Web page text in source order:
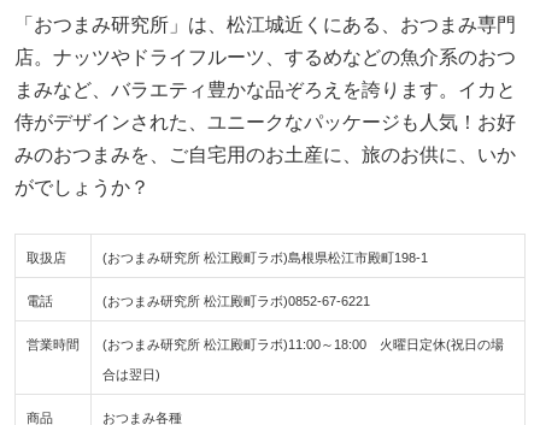
「おつまみ研究所」は、松江城近くにある、おつまみ専門
店。ナッツやドライフルーツ、するめなどの魚介系のおつ
まみなど、バラエティ豊かな品ぞろえを誇ります。イカと
侍がデザインされた、ユニークなパッケージも人気！お好
みのおつまみを、ご自宅用のお土産に、旅のお供に、いか
がでしょうか？
取扱店 (おつまみ研究所 松江殿町ラボ)島根県松江市殿町198-1
電話 (おつまみ研究所 松江殿町ラボ)0852-67-6221
営業時間 (おつまみ研究所 松江殿町ラボ)11:00～18:00 火曜日定休(祝日の場
合は翌日)
商品 おつまみ各種